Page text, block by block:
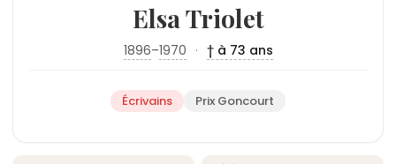
Elsa Triolet
1896–1970 · † à 73 ans
Écrivains Prix Goncourt